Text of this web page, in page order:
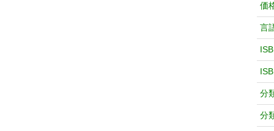
価
言
分
分